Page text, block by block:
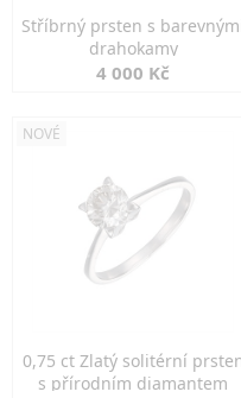
Stříbrný prsten s
drahokamy
4 000 Kč
NOVÉ
0,75 ct Zlatý solitérní
s přírodním diamantem